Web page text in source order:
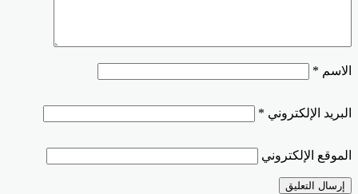
الاسم *
البريد الإلكتروني *
الموقع الإلكتروني